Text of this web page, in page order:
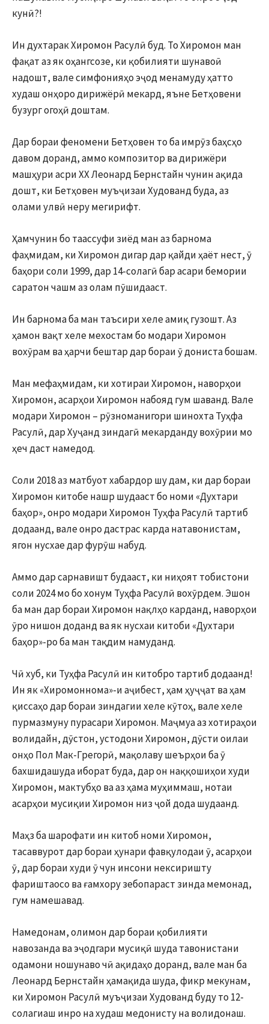
кунӣ?!
Ин духтарак Хиромон Расулӣ буд. То Хиромон ман
фақат аз як оҳангсозе, ки қобилияти шунавоӣ
надошт, вале симфонияҳо эҷод менамуду ҳатто
худаш онҳоро дирижёрӣ мекард, яъне Бетҳовени
бузург огоҳӣ доштам.
Дар бораи феномени Бетҳовен то ба имрӯз баҳсҳо
давом доранд, аммо композитор ва дирижёри
машҳури асри ХХ Леонард Бернстайн чунин ақида
дошт, ки Бетҳовен муъҷизаи Худованд буда, аз
олами улвӣ неру мегирифт.
Ҳамчунин бо таассуфи зиёд ман аз барнома
фаҳмидам, ки Хиромон дигар дар қайди ҳаёт нест, ӯ
баҳори соли 1999, дар 14-солагӣ бар асари бемории
саратон чашм аз олам пӯшидааст.
Ин барнома ба ман таъсири хеле амиқ гузошт. Аз
ҳамон вақт хеле мехостам бо модари Хиромон
вохӯрам ва ҳарчи бештар дар бораи ӯ дониста бошам.
Ман мефаҳмидам, ки хотираи Хиромон, наворҳои
Хиромон, асарҳои Хиромон набояд гум шаванд. Вале
модари Хиромон – рӯзноманигори шинохта Туҳфа
Расулӣ, дар Хуҷанд зиндагӣ мекарданду вохӯрии мо
ҳеч даст намедод.
Соли 2018 аз матбуот хабардор шу дам, ки дар бораи
Хиромон китобе нашр шудааст бо номи «Духтари
баҳор», онро модари Хиромон Туҳфа Расулӣ тартиб
додаанд, вале онро дастрас карда натавонистам,
ягон нусхае дар фурӯш набуд.
Аммо дар сарнавишт будааст, ки ниҳоят тобистони
соли 2024 мо бо хонум Туҳфа Расулӣ вохӯрдем. Эшон
ба ман дар бораи Хиромон нақлҳо карданд, наворҳои
ӯро нишон доданд ва як нусхаи китоби «Духтари
баҳор»-ро ба ман тақдим намуданд.
Чӣ хуб, ки Туҳфа Расулӣ ин китобро тартиб додаанд!
Ин як «Хиромоннома»-и аҷибест, ҳам ҳуҷҷат ва ҳам
қиссаҳо дар бораи зиндагии хеле кӯтоҳ, вале хеле
пурмазмуну пурасари Хиромон. Маҷмуа аз хотираҳои
волидайн, дӯстон, устодони Хиромон, дӯсти оилаи
онҳо Пол Мак-Грегорӣ, мақолаву шеърҳои ба ӯ
бахшидашуда иборат буда, дар он наққошиҳои худи
Хиромон, мактубҳо ва аз ҳама муҳиммаш, нотаи
асарҳои мусиқии Хиромон низ ҷой дода шудаанд.
Маҳз ба шарофати ин китоб номи Хиромон,
тасаввурот дар бораи ҳунари фавқулодаи ӯ, асарҳои
ӯ, дар бораи худи ӯ чун инсони нексиришту
фариштаосо ва ғамхору зебопараст зинда мемонад,
гум намешавад.
Намедонам, олимон дар бораи қобилияти
навозанда ва эҷодгари мусиқӣ шуда тавонистани
одамони ношунаво чӣ ақидаҳо доранд, вале ман ба
Леонард Бернстайн ҳамақида шуда, фикр мекунам,
ки Хиромон Расулӣ муъҷизаи Худованд буду то 12-
солагиаш инро на худаш медонисту на волидонаш.